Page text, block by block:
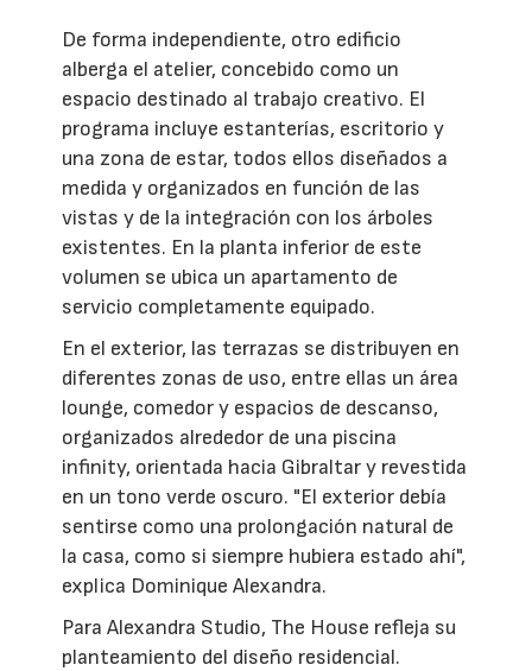
De forma independiente, otro edificio
alberga el atelier, concebido como un
espacio destinado al trabajo creativo. El
programa incluye estanterías, escritorio y
una zona de estar, todos ellos diseñados a
medida y organizados en función de las
vistas y de la integración con los árboles
existentes. En la planta inferior de este
volumen se ubica un apartamento de
servicio completamente equipado.
En el exterior, las terrazas se distribuyen en
diferentes zonas de uso, entre ellas un área
lounge, comedor y espacios de descanso,
organizados alrededor de una piscina
infinity, orientada hacia Gibraltar y revestida
en un tono verde oscuro. "El exterior debía
sentirse como una prolongación natural de
la casa, como si siempre hubiera estado ahí",
explica Dominique Alexandra.
Para Alexandra Studio, The House refleja su
planteamiento del diseño residencial.